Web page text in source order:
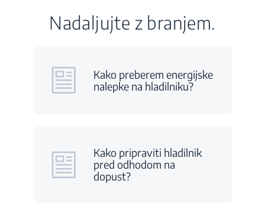
Nadaljujte z branjem.
Kako preberem energijske
nalepke na hladilniku?
Kako pripraviti hladilnik
pred odhodom na
dopust?